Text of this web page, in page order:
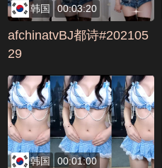
韩国 00:03:20
afchinatvBJ都诗#202105
29
韩国 00:01:00